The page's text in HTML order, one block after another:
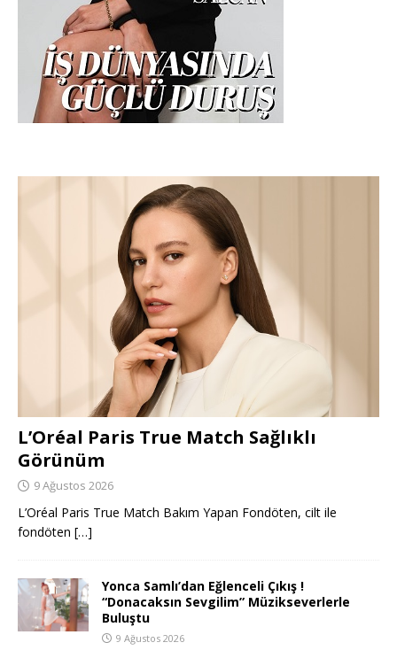
L’Oréal Paris True Match Sağlıklı
Görünüm
9 Ağustos 2026
L’Oréal Paris True Match Bakım Yapan Fondöten, cilt ile
fondöten […]
Yonca Samlı’dan Eğlenceli Çıkış !
“Donacaksın Sevgilim” Müzikseverlerle
Buluştu
9 Ağustos 2026